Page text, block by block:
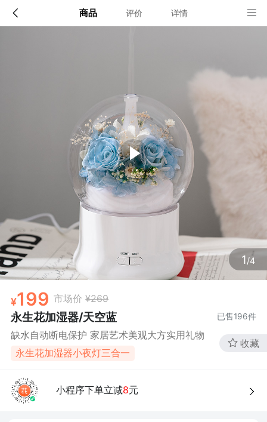
商品 评价 详情
1/4
199 市场价 ¥269
永生花加湿器/天空蓝 已售196件
缺水自动断电保护 家居艺术美观大方实用礼物
永生花加湿器小夜灯三合一
收藏
小程序下单立减8元
配送说明
店铺信息
确定